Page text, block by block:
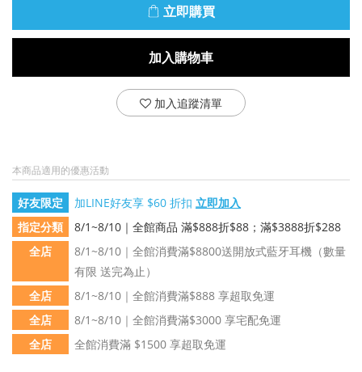
加入購物車
立即購買
加入追蹤清單
本商品適用的優惠活動
好友限定 加LINE好友享 $60 折扣 立即加入
指定分類
8/1~8/10｜全館商品 滿$888折$88；滿$3888折$288
全店
8/1~8/10｜全館消費滿$8800送開放式藍牙耳機（數量
有限 送完為止）
全店
8/1~8/10｜全館消費滿$888 享超取免運
全店
8/1~8/10｜全館消費滿$3000 享宅配免運
全店
全館消費滿 $1500 享超取免運